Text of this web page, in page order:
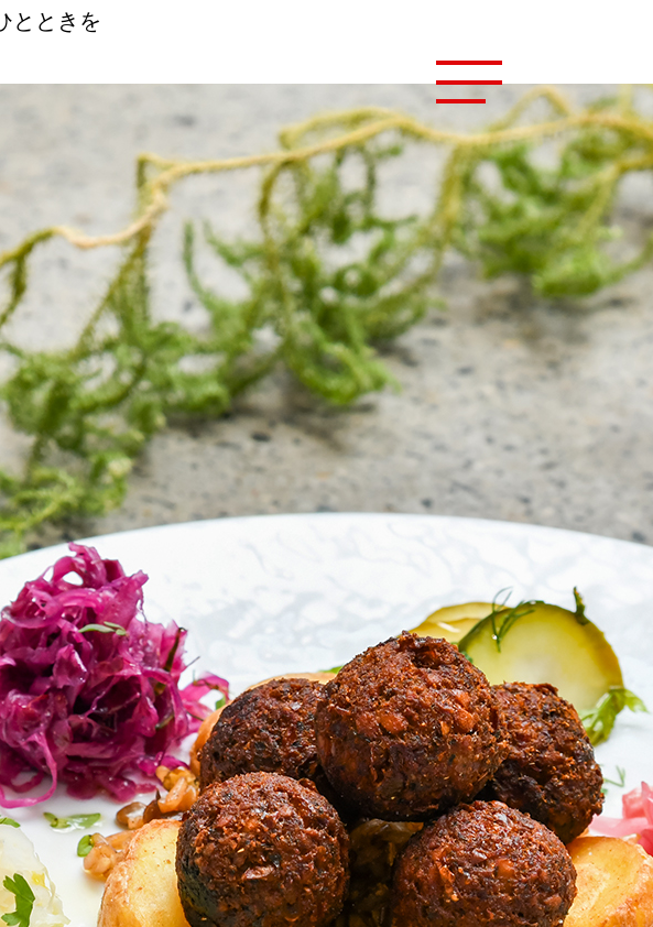
ら探す
西で開催。おすすめの展覧会
すすめの映画
光社で選びました。おすすめの本
介します。おすすめのイベント
とときを